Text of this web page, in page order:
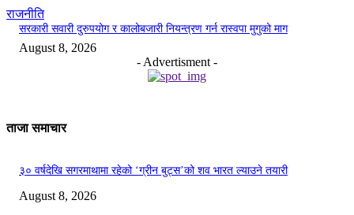
राजनीति
सरकारी सवारी दुरुपयोग र कालोबजारी नियन्त्रण गर्न रास्वपा मुगुको माग
August 8, 2026
- Advertisment -
ताजा समाचार
३० वर्षदेखि सगरमाथामा रहेको ‘ग्रीन बुट्स’को शव भारत ल्याउने तयारी
August 8, 2026